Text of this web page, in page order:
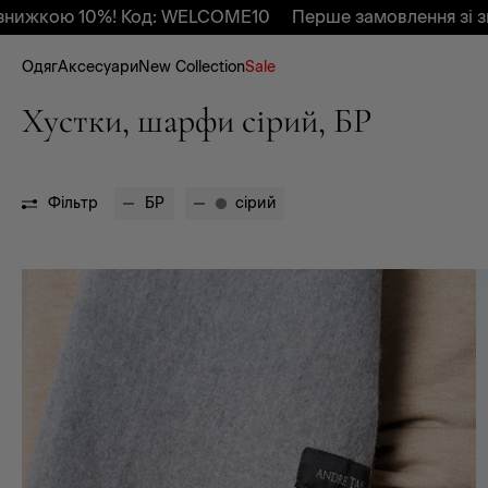
10%! Код: WELCOME10 Перше замовлення зі
ОдягАксесуариNew CollectionSale
Хустки, шарфи сірий, БР
Фільтр БР сірий